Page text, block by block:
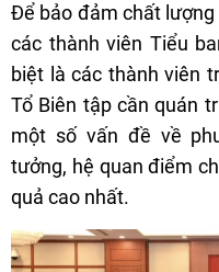
Để bảo đảm chất lượng
các thành viên Tiểu
biệt là các thành viên
Tổ Biên tập cần quán
một số vấn đề về
tưởng, hệ quan điểm
quả cao nhất.